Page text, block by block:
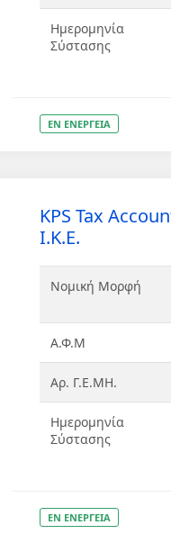
Ημερομηνία
Σύστασης
ΕΝ ΕΝΕΡΓΕΙΑ
KPS Tax
Ι.Κ.Ε.
Νομική Μορφή
Α.Φ.Μ
Αρ. Γ.Ε.ΜΗ.
Ημερομηνία
Σύστασης
ΕΝ ΕΝΕΡΓΕΙΑ